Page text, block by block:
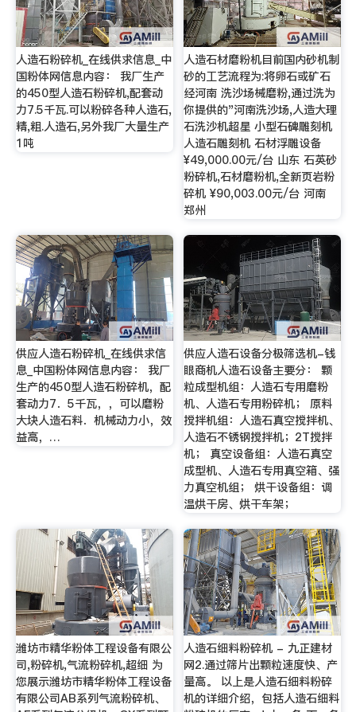
人造石粉碎机_在线供求信息_中
国粉体网信息内容： 我厂生产
的450型人造石粉碎机,配套动
力7.5千瓦.可以粉碎各种人造石,
精,粗.人造石,另外我厂大量生产
1吨
人造石材磨粉机目前国内砂机制
砂的工艺流程为:将卵石或矿石
经河南 洗沙场械磨粉,通过洗为
你提供的"河南洗沙场,人造大理
石洗沙机超星 小型石碑雕刻机
人造石雕刻机 石材浮雕设备
¥49,000.00元/台 山东 石英砂
粉碎机,石材磨粉机,全新页岩粉
碎机 ¥90,003.00元/台 河南
郑州
供应人造石粉碎机_在线供求信
息_中国粉体网信息内容： 我厂
生产的450型人造石粉碎机，配
套动力7．5千瓦，，可以磨粉
大块人造石料．机械动力小，效
益高，…
供应人造石设备分极筛选机-钱
眼商机人造石设备主要分： 颗
粒成型机组：人造石专用磨粉
机、人造石专用粉碎机； 原料
搅拌机组：人造石真空搅拌机、
人造石不锈钢搅拌机；2T搅拌
机； 真空设备组：人造石真空
成型机、人造石专用真空箱、强
力真空机组； 烘干设备组：调
温烘干房、烘干车架；
潍坊市精华粉体工程设备有限公
司,粉碎机,气流粉碎机,超细 为
您展示潍坊市精华粉体工程设备
有限公司AB系列气流粉碎机、
人造石细料粉碎机 - 九正建材
网2.通过筛片出颗粒速度快、产
量高。 以上是人造石细料粉碎
机的详细介绍，包括人造石细料